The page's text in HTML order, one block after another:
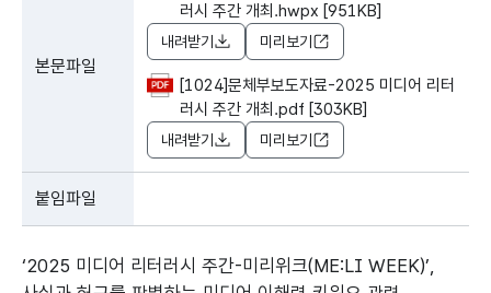
본문파일
러시 주간 개최.hwpx [951KB]
내려받기 미리보기
[1024]문체부보도자료-2025 미디어 리터
러시 주간 개최.pdf [303KB]
내려받기 미리보기
붙임파일
‘2025 미디어 리터러시 주간-미리위크(ME:LI WEEK)’,